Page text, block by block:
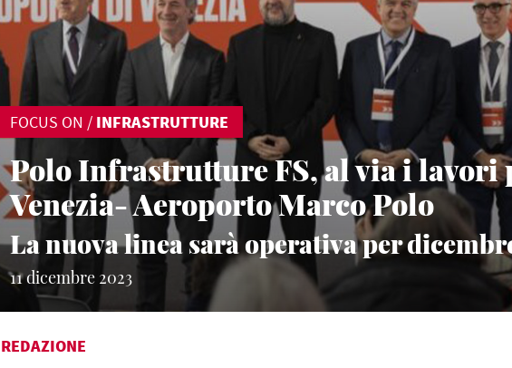
FOCUS ON / INFRASTRUTTURE
Polo Infrastrutture FS, al via i lavori
Venezia- Aeroporto Marco Polo
La nuova linea sarà operativa per
11 dicembre 2023
REDAZIONE